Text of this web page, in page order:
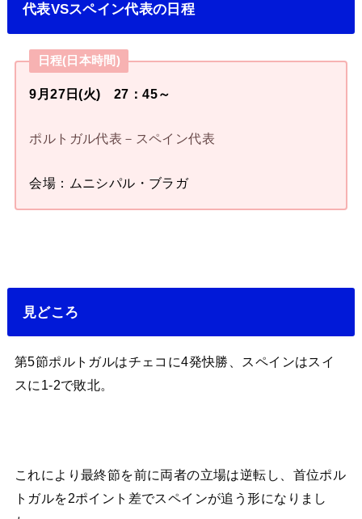
代表VSスペイン代表の日程
日程(日本時間)
9月27日(火) 27：45～
ポルトガル代表－スペイン代表
会場：ムニシパル・ブラガ
見どころ
第5節ポルトガルはチェコに4発快勝、スペインはスイ
スに1-2で敗北。
これにより最終節を前に両者の立場は逆転し、首位ポル
トガルを2ポイント差でスペインが追う形になりまし